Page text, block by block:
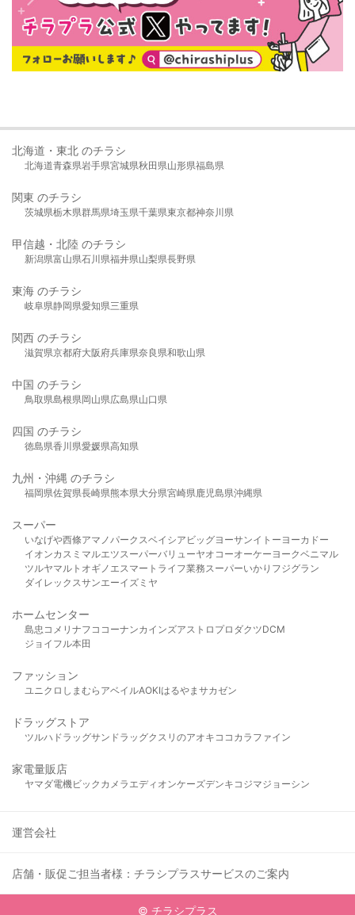
北海道・東北 のチラシ
北海道青森県岩手県宮城県秋田県山形県福島県
関東 のチラシ
茨城県栃木県群馬県埼玉県千葉県東京都神奈川県
甲信越・北陸 のチラシ
新潟県富山県石川県福井県山梨県長野県
東海 のチラシ
岐阜県静岡県愛知県三重県
関西 のチラシ
滋賀県京都府大阪府兵庫県奈良県和歌山県
中国 のチラシ
鳥取県島根県岡山県広島県山口県
四国 のチラシ
徳島県香川県愛媛県高知県
九州・沖縄 のチラシ
福岡県佐賀県長崎県熊本県大分県宮崎県鹿児島県沖縄県
スーパー
いなげや西條アマノパークスベイシア ビッグヨーサンイトーヨーカドー
イオンカスミ マルエツスーパーバリューヤオコーオーケー ヨークベニマル
ツルヤマルト オギノ エスマート ライフ業務スーパーいかり フジグラン
ダイレックスサンエーイズミヤ
ホームセンター
島忠 コメリ ナフコ コーナンカインズアストロプロダクツDCM
ジョイフル本田
ファッション
ユニクロ しまむら アベイルAOKIはるやま サカゼン
ドラッグストア
ツルハドラッグサンドラッグクスリのアオキ ココカラファイン
家電量販店
ヤマダ電機ビックカメラ エディオンケーズデンキ コジマジョーシン
運営会社
店舗・販促ご担当者様：チラシプラスサービスのご案内
© チラシプラス